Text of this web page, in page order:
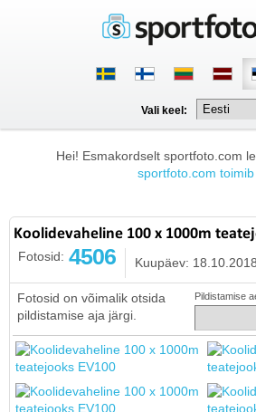
Vali keel:
Hei! Esmakordselt sportfoto.com
sportfoto.com
Koolidevaheline 100 x 1000m
Fotosid: 4506 Kuupäev: 18.10.2018
Fotosid on võimalik otsida
pildistamise aja järgi.
Pildistamise